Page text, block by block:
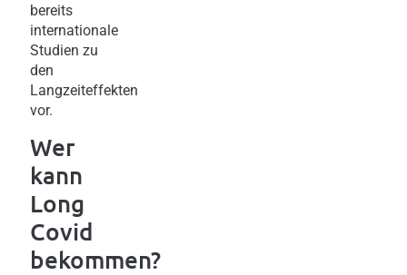
bereits
internationale
Studien zu
den
Langzeiteffekten
vor.
Wer
kann
Long
Covid
bekommen?